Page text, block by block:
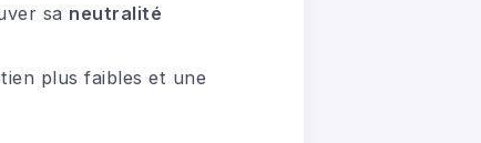
sa neutralité
plus faibles et une